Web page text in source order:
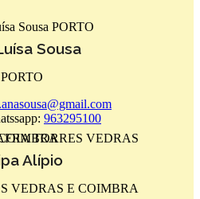
Sousa
PORTO
963295100
Alípio
VEDRAS E COIMBRA